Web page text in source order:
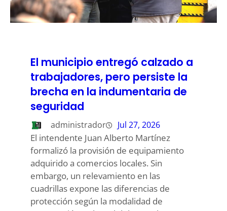
El municipio entregó calzado a
trabajadores, pero persiste la
brecha en la indumentaria de
seguridad
administrador Jul 27, 2026
El intendente Juan Alberto Martínez
formalizó la provisión de equipamiento
adquirido a comercios locales. Sin
embargo, un relevamiento en las
cuadrillas expone las diferencias de
protección según la modalidad de